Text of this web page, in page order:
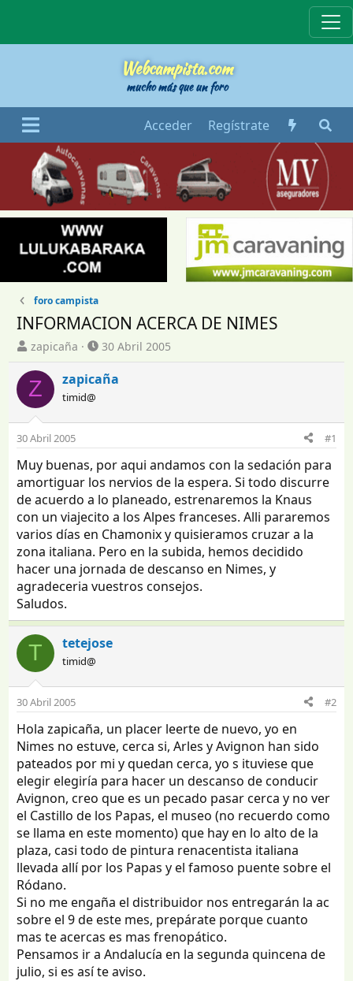
Webcampista.com
mucho más que un foro
Acceder Regístrate
foro campista
INFORMACION ACERCA DE NIMES
I
n
i
c
i
a
d
o
r
d
e
t
e
m
a
zapicaña
F
e
c
d
i
n
i
c
o
30 Abril 2005
Z zapicaña
timid@
30 Abril 2005 #1
Muy buenas, por aqui andamos con la sedación para
amortiguar los nervios de la espera. Si todo discurre
de acuerdo a lo planeado, estrenaremos la Knaus
con un viajecito a los Alpes franceses. Alli pararemos
varios días en Chamonix y quisieramos cruzar a la
zona italiana. Pero en la subida, hemos decidido
hacer una jornada de descanso en Nimes, y
agradeceria vuestros consejos.
Saludos.
T tetejose
timid@
30 Abril 2005 #2
Hola zapicaña, un placer leerte de nuevo, yo en
Nimes no estuve, cerca si, Arles y Avignon han sido
pateados por mi y quedan cerca, yo s ituviese que
elegir elegiría para hacer un descanso de conducir
Avignon, creo que es un pecado pasar cerca y no ver
el Castillo de los Papas, el museo (no recuerdo como
se llama en este momento) que hay en lo alto de la
plaza, casi todo de pintura renacentista italiana
llevada allí por los Papas y el famoso puente sobre el
Ródano.
Si no me engaña el distribuidor nos entregarán la ac
sobre el 9 de este mes, prepárate porque cuanto
mas te acercas es mas frenopático.
Pensamos ir a Andalucía en la segunda quincena de
julio, si es así te aviso.